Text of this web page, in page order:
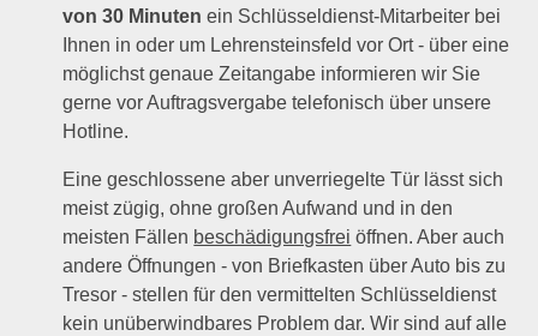
von 30 Minuten ein Schlüsseldienst-Mitarbeiter bei
Ihnen in oder um Lehrensteinsfeld vor Ort - über eine
möglichst genaue Zeitangabe informieren wir Sie
gerne vor Auftragsvergabe telefonisch über unsere
Hotline.
Eine geschlossene aber unverriegelte Tür lässt sich
meist zügig, ohne großen Aufwand und in den
meisten Fällen beschädigungsfrei öffnen. Aber auch
andere Öffnungen - von Briefkasten über Auto bis zu
Tresor - stellen für den vermittelten Schlüsseldienst
kein unüberwindbares Problem dar. Wir sind auf alle